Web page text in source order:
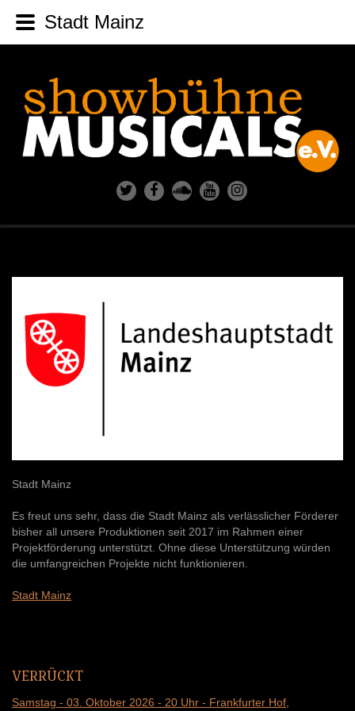
Stadt Mainz
Es freut uns sehr, dass die Stadt Mainz als verlässlicher Förderer
bisher all unsere Produktionen seit 2017 im Rahmen einer
Projektförderung unterstützt. Ohne diese Unterstützung würden
die umfangreichen Projekte nicht funktionieren.
Stadt Mainz
VERRÜCKT
Samstag - 03. Oktober 2026 - 20 Uhr - Frankfurter Hof,
Stadt Mainz